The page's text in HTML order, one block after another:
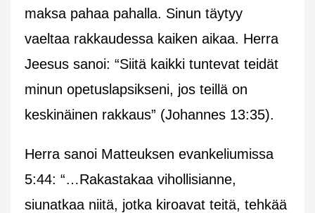
maksa pahaa pahalla. Sinun täytyy
vaeltaa rakkaudessa kaiken aikaa. Herra
Jeesus sanoi: “Siitä kaikki tuntevat teidät
minun opetuslapsikseni, jos teillä on
keskinäinen rakkaus” (Johannes 13:35).
Herra sanoi Matteuksen evankeliumissa
5:44: “…Rakastakaa vihollisianne,
siunatkaa niitä, jotka kiroavat teitä, tehkää